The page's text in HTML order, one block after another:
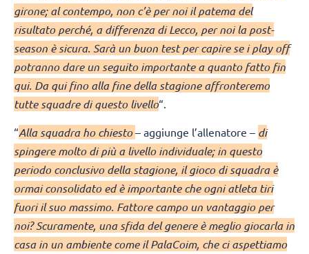
girone; al contempo, non c’è per noi il patema del
risultato perché, a differenza di Lecco, per noi la post-
season è sicura. Sarà un buon test per capire se i play off
potranno dare un seguito importante a quanto fatto fin
qui. Da qui fino alla fine della stagione affronteremo
tutte squadre di questo livello“.
“Alla squadra ho chiesto– aggiunge l’allenatore – di
spingere molto di più a livello individuale; in questo
periodo conclusivo della stagione, il gioco di squadra è
ormai consolidato ed è importante che ogni atleta tiri
fuori il suo massimo. Fattore campo un vantaggio per
noi? Scuramente, una sfida del genere è meglio giocarla in
casa in un ambiente come il PalaCoim, che ci aspettiamo